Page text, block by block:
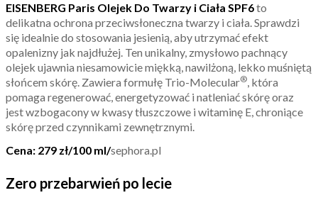
EISENBERG Paris Olejek Do Twarzy i Ciała SPF6to
delikatna ochrona przeciwsłoneczna twarzy i ciała. Sprawdzi
się idealnie do stosowania jesienią, aby utrzymać efekt
opalenizny jak najdłużej. Ten unikalny, zmysłowo pachnący
olejek ujawnia niesamowicie miękką, nawilżoną, lekko muśniętą
słońcem skórę. Zawiera formułę Trio-Molecular®, która
pomaga regenerować, energetyzować i natleniać skórę oraz
jest wzbogacony w kwasy tłuszczowe i witaminę E, chroniące
skórę przed czynnikami zewnętrznymi.
Cena: 279 zł/100 ml/sephora.pl
Zero przebarwień po lecie